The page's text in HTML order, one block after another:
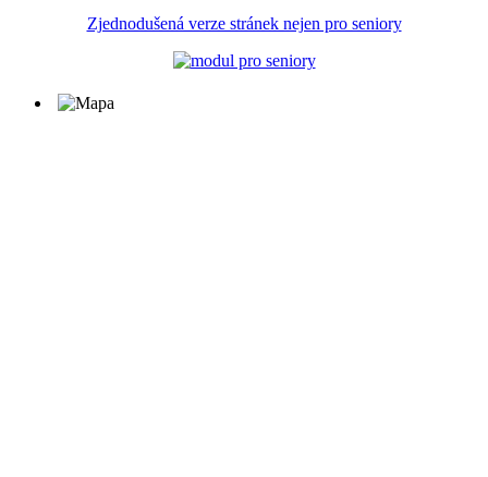
Zjednodušená verze stránek nejen pro seniory